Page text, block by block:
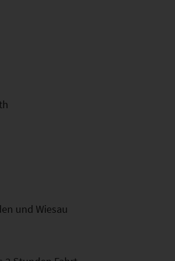
und Wiesau